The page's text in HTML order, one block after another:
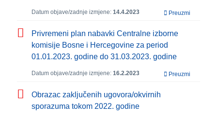
Datum objave/zadnje izmjene: 14.4.2023 Preuzmi
Privremeni plan nabavki Centralne izborne
komisije Bosne i Hercegovine za period
01.01.2023. godine do 31.03.2023. godine
Datum objave/zadnje izmjene: 16.2.2023 Preuzmi
Obrazac zaključenih ugovora/okvirnih
sporazuma tokom 2022. godine